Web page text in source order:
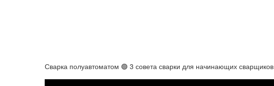
Сварка полуавтоматом 🟢 3 совета сварки для начинающих сварщиков